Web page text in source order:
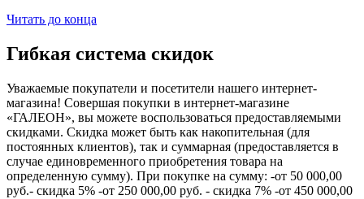
Читать до конца
Гибкая система скидок
Уважаемые покупатели и посетители нашего интернет-
магазина! Совершая покупки в интернет-магазине
«ГАЛЕОН», вы можете воспользоваться предоставляемыми
скидками. Скидка может быть как накопительная (для
постоянных клиентов), так и суммарная (предоставляется в
случае единовременного приобретения товара на
определенную сумму). При покупке на сумму: -от 50 000,00
руб.- скидка 5% -от 250 000,00 руб. - скидка 7% -от 450 000,00